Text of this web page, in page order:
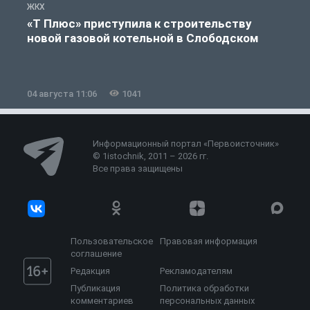
ЖКХ
«Т Плюс» приступила к строительству
новой газовой котельной в Слободском
04 августа 11:06 1041
Информационный портал «Первоисточник»
© 1istochnik, 2011 – 2026 гг.
Все права защищены
Пользовательское
соглашение
Правовая информация
Редакция
Рекламодателям
Публикация
комментариев
Политика обработки
персональных данных